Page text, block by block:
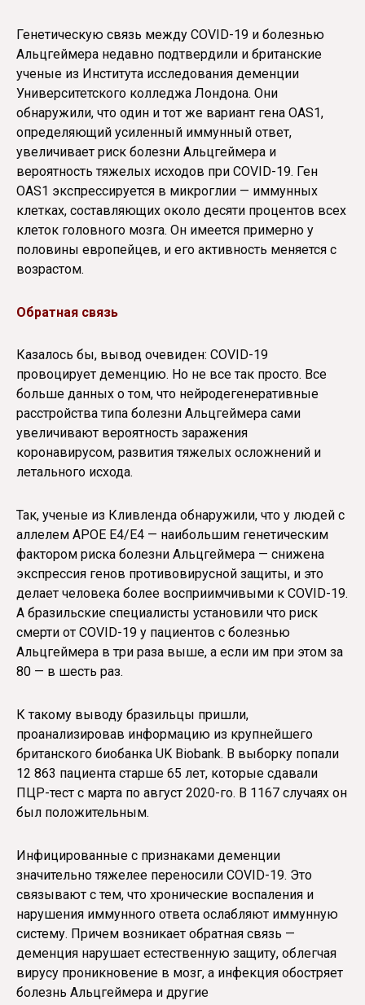
Генетическую связь между COVID-19 и болезнью
Альцгеймера недавно подтвердили и британские
ученые из Института исследования деменции
Университетского колледжа Лондона. Они
обнаружили, что один и тот же вариант гена OAS1,
определяющий усиленный иммунный ответ,
увеличивает риск болезни Альцгеймера и
вероятность тяжелых исходов при COVID-19. Ген
OAS1 экспрессируется в микроглии — иммунных
клетках, составляющих около десяти процентов всех
клеток головного мозга. Он имеется примерно у
половины европейцев, и его активность меняется с
возрастом.
Обратная связь
Казалось бы, вывод очевиден: COVID-19
провоцирует деменцию. Но не все так просто. Все
больше данных о том, что нейродегенеративные
расстройства типа болезни Альцгеймера сами
увеличивают вероятность заражения
коронавирусом, развития тяжелых осложнений и
летального исхода.
Так, ученые из Кливленда обнаружили, что у людей с
аллелем APOE E4/E4 — наибольшим генетическим
фактором риска болезни Альцгеймера — снижена
экспрессия генов противовирусной защиты, и это
делает человека более восприимчивыми к COVID-19.
А бразильские специалисты установили что риск
смерти от COVID-19 у пациентов с болезнью
Альцгеймера в три раза выше, а если им при этом за
80 — в шесть раз.
К такому выводу бразильцы пришли,
проанализировав информацию из крупнейшего
британского биобанка UK Biobank. В выборку попали
12 863 пациента старше 65 лет, которые сдавали
ПЦР-тест с марта по август 2020-го. В 1167 случаях он
был положительным.
Инфицированные с признаками деменции
значительно тяжелее переносили COVID-19. Это
связывают с тем, что хронические воспаления и
нарушения иммунного ответа ослабляют иммунную
систему. Причем возникает обратная связь —
деменция нарушает естественную защиту, облегчая
вирусу проникновение в мозг, а инфекция обостряет
болезнь Альцгеймера и другие